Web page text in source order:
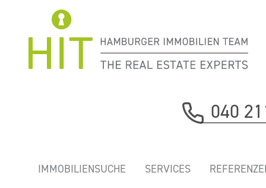
040
IMMOBILIENSUCHE SERVICES
„SUMATRAKONTOR”